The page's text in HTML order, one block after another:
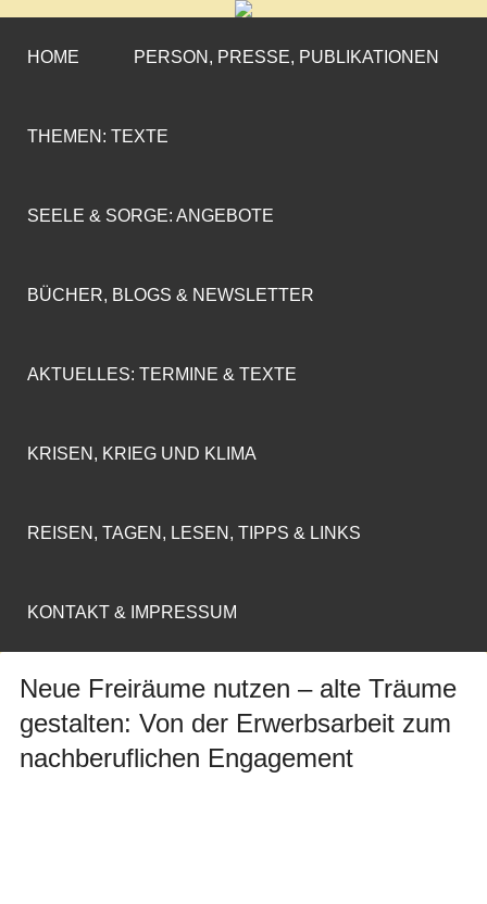
CORNELIA COENEN-
MARX
»ENGAGEMENT MIT PROFIL«
HOME PERSON, PRESSE, PUBLIKATIONEN
THEMEN: TEXTE
SEELE & SORGE: ANGEBOTE
BÜCHER, BLOGS & NEWSLETTER
AKTUELLES: TERMINE & TEXTE
KRISEN, KRIEG UND KLIMA
REISEN, TAGEN, LESEN, TIPPS & LINKS
KONTAKT & IMPRESSUM
Neue Freiräume nutzen – alte Träume
gestalten: Von der Erwerbsarbeit zum
nachberuflichen Engagement